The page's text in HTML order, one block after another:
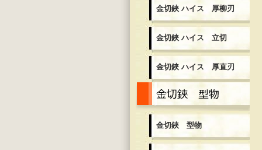
金切鋏 ハイス 厚柳刃
金切鋏 ハイス 立切
金切鋏 ハイス 厚直刃
金切鋏 型物